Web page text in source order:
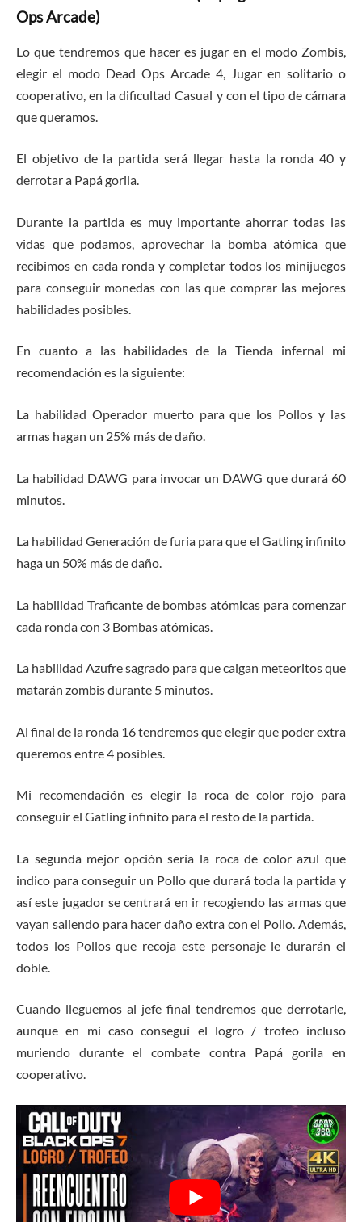
Ops Arcade)
Lo que tendremos que hacer es jugar en el modo Zombis,
elegir el modo Dead Ops Arcade 4, Jugar en solitario o
cooperativo, en la dificultad Casual y con el tipo de cámara
que queramos.
El objetivo de la partida será llegar hasta la ronda 40 y
derrotar a Papá gorila.
Durante la partida es muy importante ahorrar todas las
vidas que podamos, aprovechar la bomba atómica que
recibimos en cada ronda y completar todos los minijuegos
para conseguir monedas con las que comprar las mejores
habilidades posibles.
En cuanto a las habilidades de la Tienda infernal mi
recomendación es la siguiente:
La habilidad Operador muerto para que los Pollos y las
armas hagan un 25% más de daño.
La habilidad DAWG para invocar un DAWG que durará 60
minutos.
La habilidad Generación de furia para que el Gatling infinito
haga un 50% más de daño.
La habilidad Traficante de bombas atómicas para comenzar
cada ronda con 3 Bombas atómicas.
La habilidad Azufre sagrado para que caigan meteoritos que
matarán zombis durante 5 minutos.
Al final de la ronda 16 tendremos que elegir que poder extra
queremos entre 4 posibles.
Mi recomendación es elegir la roca de color rojo para
conseguir el Gatling infinito para el resto de la partida.
La segunda mejor opción sería la roca de color azul que
indico para conseguir un Pollo que durará toda la partida y
así este jugador se centrará en ir recogiendo las armas que
vayan saliendo para hacer daño extra con el Pollo. Además,
todos los Pollos que recoja este personaje le durarán el
doble.
Cuando lleguemos al jefe final tendremos que derrotarle,
aunque en mi caso conseguí el logro / trofeo incluso
muriendo durante el combate contra Papá gorila en
cooperativo.